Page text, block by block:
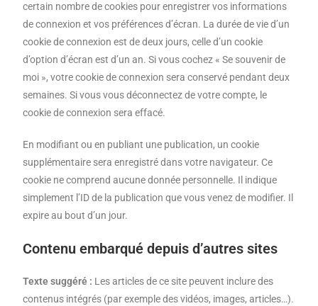
certain nombre de cookies pour enregistrer vos informations
de connexion et vos préférences d’écran. La durée de vie d’un
cookie de connexion est de deux jours, celle d’un cookie
d’option d’écran est d’un an. Si vous cochez « Se souvenir de
moi », votre cookie de connexion sera conservé pendant deux
semaines. Si vous vous déconnectez de votre compte, le
cookie de connexion sera effacé.
En modifiant ou en publiant une publication, un cookie
supplémentaire sera enregistré dans votre navigateur. Ce
cookie ne comprend aucune donnée personnelle. Il indique
simplement l’ID de la publication que vous venez de modifier. Il
expire au bout d’un jour.
Contenu embarqué depuis d’autres sites
Texte suggéré : Les articles de ce site peuvent inclure des
contenus intégrés (par exemple des vidéos, images, articles…).